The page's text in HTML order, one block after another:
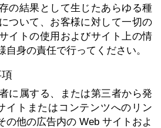
の結果として生じたあらゆる種
ついて、お客様に対して一切の
イトの使用およびサイト上の情
自身の責任で行ってください。
に属する、または第三者から発
イトまたはコンテンツへのリン
の他の広告内の Web サイトおよ